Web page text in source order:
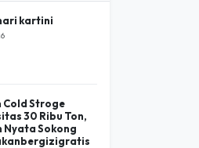
kartini
Cold Stroge
30 Ribu Ton,
Nyata Sokong